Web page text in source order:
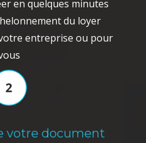
en quelques minutes
du loyer
entreprise ou pour
votre document